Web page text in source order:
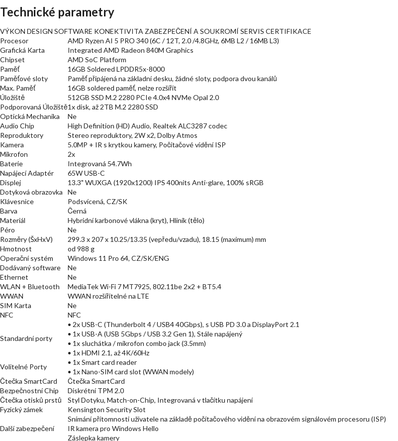
Technické parametry
VÝKON DESIGN SOFTWARE KONEKTIVITA ZABEZPEČENÍ A SOUKROMÍ SERVIS CERTIFIKACE
Procesor
AMD Ryzen AI 5 PRO 340 (6C / 12T, 2.0 /4.8GHz, 6MB L2 / 16MB L3)
Grafická Karta
Integrated AMD Radeon 840M Graphics
Chipset
AMD SoC Platform
Paměť
16GB Soldered LPDDR5x-8000
Paměťové sloty
Paměť připájená na základní desku, žádné sloty, podpora dvou kanálů
Max. Paměť
16GB soldered paměť, nelze rozšířit
Úložiště
512GB SSD M.2 2280 PCIe 4.0x4 NVMe Opal 2.0
Podporovaná Úložiště1x disk, až 2TB M.2 2280 SSD
Optická Mechanika
Ne
Audio Chip
High Definition (HD) Audio, Realtek ALC3287 codec
Reproduktory
Stereo reproduktory, 2W x2, Dolby Atmos
Kamera
5.0MP + IR s krytkou kamery, Počítačové vídění ISP
Mikrofon
2x
Baterie
Integrovaná 54.7Wh
Napájecí Adaptér
65W USB-C
Displej
13.3" WUXGA (1920x1200) IPS 400nits Anti-glare, 100% sRGB
Dotyková obrazovka
Ne
Klávesnice
Podsvícená, CZ/SK
Barva
Černá
Materiál
Hybridní karbonové vlákna (kryt), Hliník (tělo)
Péro
Ne
Rozměry (ŠxHxV)
299.3 x 207 x 10.25/13.35 (vepředu/vzadu), 18.15 (maximum) mm
Hmotnost
od 988 g
Operační systém
Windows 11 Pro 64, CZ/SK/ENG
Dodávaný software
Ne
Ethernet
Ne
WLAN + Bluetooth
MediaTek Wi-Fi 7 MT7925, 802.11be 2x2 + BT5.4
WWAN
WWAN rozšířitelné na LTE
SIM Karta
Ne
NFC
NFC
Standardní porty
• 2x USB-C (Thunderbolt 4 / USB4 40Gbps), s USB PD 3.0 a DisplayPort 2.1
• 1x USB-A (USB 5Gbps / USB 3.2 Gen 1), Stále napájený
• 1x sluchátka / mikrofon combo jack (3.5mm)
• 1x HDMI 2.1, až 4K/60Hz
Volitelné Porty
• 1x Smart card reader
• 1x Nano-SIM card slot (WWAN modely)
Čtečka SmartCard
Čtečka SmartCard
Bezpečnostní Chip
Diskrétní TPM 2.0
Čtečka otisků prstů
Styl Dotyku, Match-on-Chip, Integrovaná v tlačítku napájení
Fyzický zámek
Kensington Security Slot
Další zabezpečení
Snímání přítomnosti uživatele na základě počítačového vidění na obrazovém signálovém procesoru (ISP)
IR kamera pro Windows Hello
Záslepka kamery